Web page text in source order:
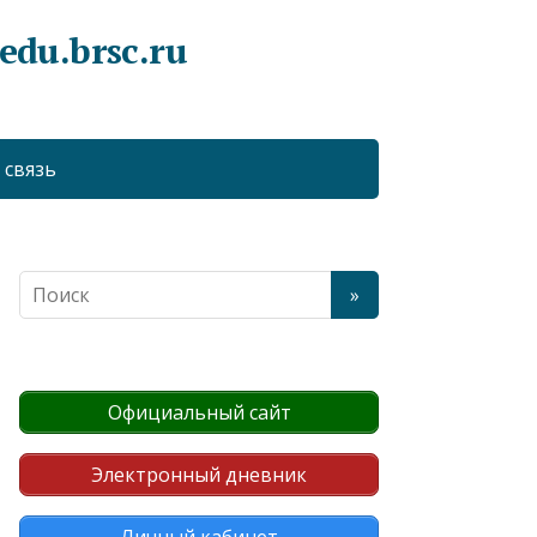
Официальный сайт
Электронный дневник